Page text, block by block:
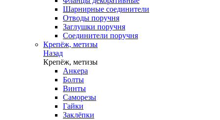
Шарнирные соединители
Отводы поручня
Заглушки поручня
Соединители поручня
Крепёж, метизы
Назад
Крепёж, метизы
Анкера
Болты
Винты
Саморезы
Гайки
Заклёпки